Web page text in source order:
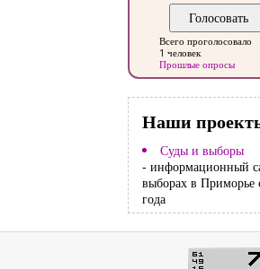
Всего проголосовало
1 человек
Прошлые опросы
Наши
Суды и выборы
- информационный
выборах в Приморье
года